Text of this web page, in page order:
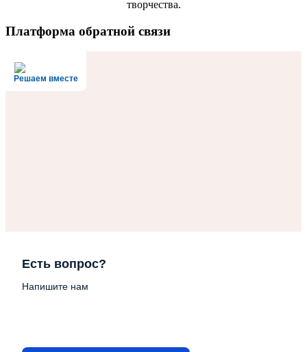
творчества.
Платформа обратной связи
Решаем вместе
Есть вопрос?
Напишите нам